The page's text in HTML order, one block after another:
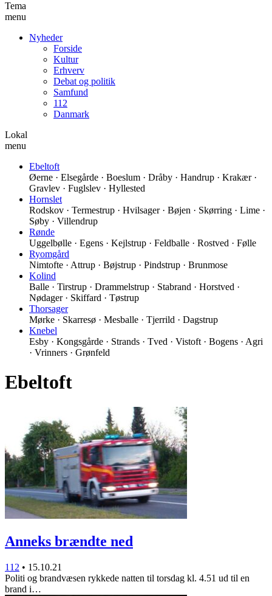
Tema
menu
Nyheder
Forside
Kultur
Erhverv
Debat og politik
Samfund
112
Danmark
Lokal
menu
Ebeltoft
Øerne · Elsegårde · Boeslum · Dråby · Handrup · Krakær ·
Gravlev · Fuglslev · Hyllested
Hornslet
Rodskov · Termestrup · Hvilsager · Bøjen · Skørring · Lime ·
Søby · Villendrup
Rønde
Uggelbølle · Egens · Kejlstrup · Feldballe · Rostved · Følle
Ryomgård
Nimtofte · Attrup · Bøjstrup · Pindstrup · Brunmose
Kolind
Balle · Tirstrup · Drammelstrup · Stabrand · Horstved ·
Nødager · Skiffard · Tøstrup
Thorsager
Mørke · Skarresø · Mesballe · Tjerrild · Dagstrup
Knebel
Esby · Kongsgårde · Strands · Tved · Vistoft · Bogens · Agri
· Vrinners · Grønfeld
Ebeltoft
Anneks brændte ned
112 • 15.10.21
Politi og brandvæsen rykkede natten til torsdag kl. 4.51 ud til en
brand i…